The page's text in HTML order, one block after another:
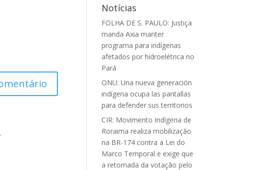
.
Notícias
FOLHA DE S. PAULO: Justiça
manda Axia manter
programa para indígenas
afetados por hidroelétrica no
Pará
ONU: Una nueva generación
indígena ocupa las pantallas
para defender sus territorios
CIR: Movimento Indígena de
Roraima realiza mobilização
na BR-174 contra a Lei do
Marco Temporal e exige que
a retomada da votação pelo